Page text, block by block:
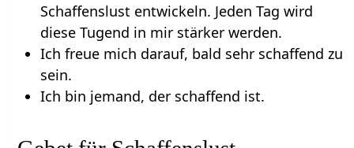
Schaffenslust entwickeln. Jeden Tag wird
diese Tugend in mir stärker werden.
Ich freue mich darauf, bald sehr schaffend zu
sein.
Ich bin jemand, der schaffend ist.